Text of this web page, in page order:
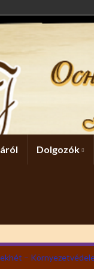
Dolgozók
–